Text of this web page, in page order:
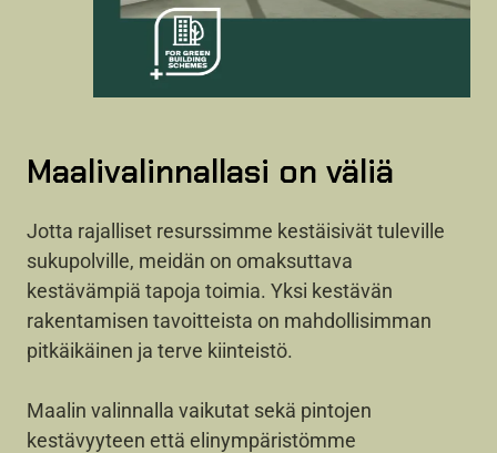
Maalivalinnallasi on väliä
Jotta rajalliset resurssimme kestäisivät tuleville
sukupolville, meidän on omaksuttava
kestävämpiä tapoja toimia. Yksi kestävän
rakentamisen tavoitteista on mahdollisimman
pitkäikäinen ja terve kiinteistö.
Maalin valinnalla vaikutat sekä pintojen
kestävyyteen että elinympäristömme